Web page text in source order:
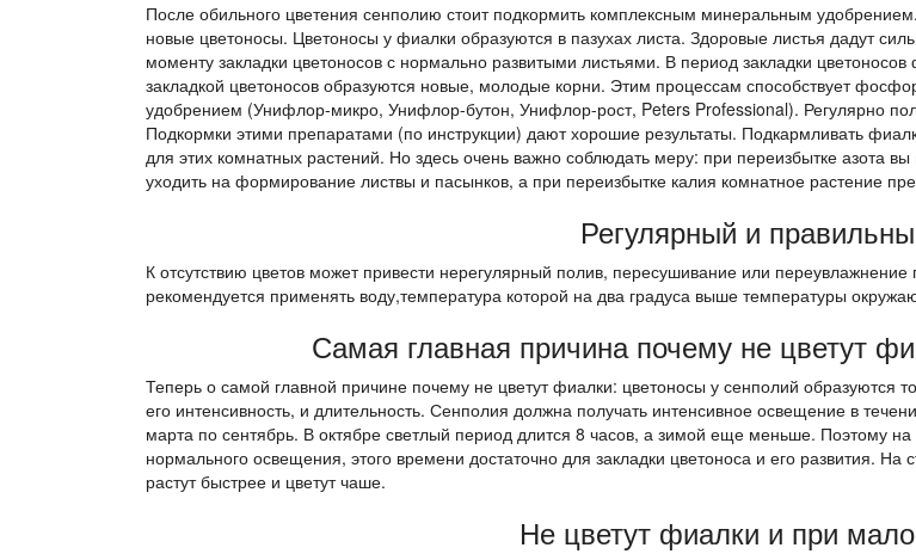
После обильного цветения сенполию стоит подкормить комплексным минеральным
новые цветоносы. Цветоносы у фиалки образуются в пазухах листа. Здоровые листья дадут
моменту закладки цветоносов с нормально развитыми листьями. В период закладки
закладкой цветоносов образуются новые, молодые корни. Этим процессам способствует
удобрением (Унифлор-микро, Унифлор-бутон, Унифлор-рост, Peters Professional). Регулярно
Подкормки этими препаратами (по инструкции) дают хорошие результаты. Подкармливать
для этих комнатных растений. Но здесь очень важно соблюдать меру: при переизбытке азота
уходить на формирование листвы и пасынков, а при переизбытке калия комнатное растение
Регулярный и
К отсутствию цветов может привести нерегулярный полив, пересушивание или
рекомендуется применять воду,температура которой на два градуса выше температуры
Самая главная причина почему не цветут
Теперь о самой главной причине почему не цветут фиалки: цветоносы у сенполий образуются
его интенсивность, и длительность. Сенполия должна получать интенсивное освещение в
марта по сентябрь. В октябре светлый период длится 8 часов, а зимой еще меньше. Поэтому
нормального освещения, этого времени достаточно для закладки цветоноса и его развития.
растут быстрее и цветут чаше.
Не цветут фиалки и при